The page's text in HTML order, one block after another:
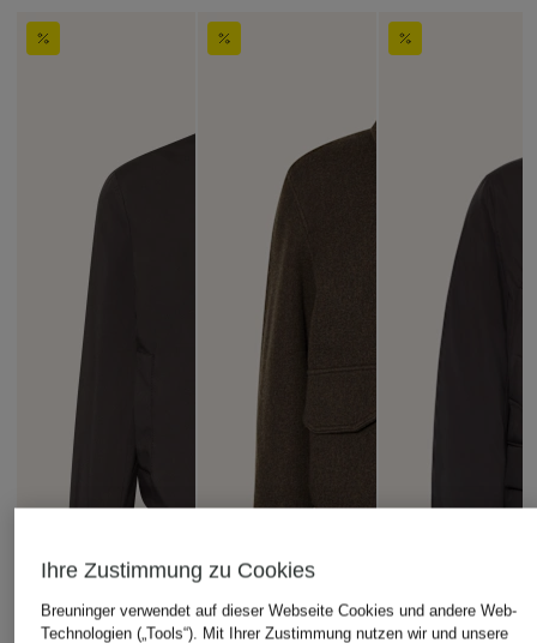
Ihre Zustimmung zu Cookies
Breuninger verwendet auf dieser Webseite Cookies und andere Web-
Technologien („Tools“). Mit Ihrer Zustimmung nutzen wir und unsere